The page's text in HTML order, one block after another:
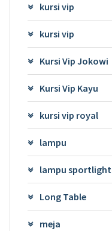
kursi vip
kursi vip
Kursi Vip Jokowi
Kursi Vip Kayu
kursi vip royal
lampu
lampu sportlight
Long Table
meja